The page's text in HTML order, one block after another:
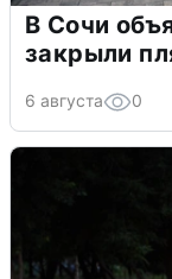
В Сочи
закрыли
6 августа 0